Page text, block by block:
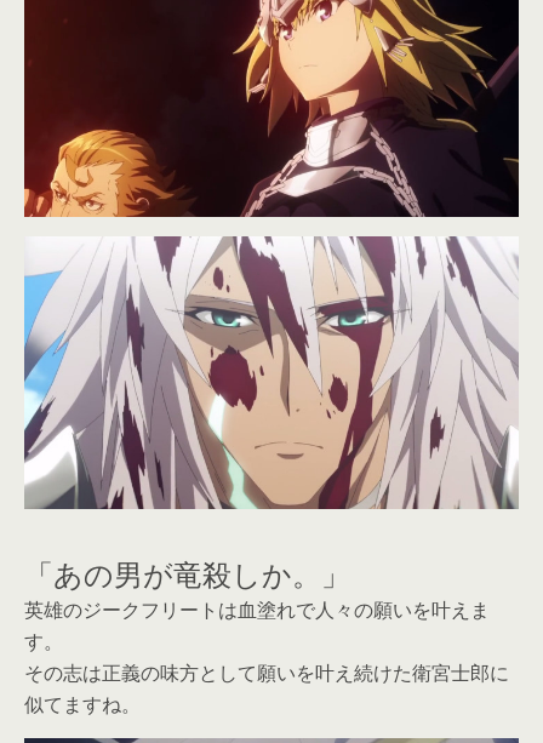
「あの男が竜殺しか。」
英雄のジークフリートは血塗れで人々の願いを叶えま
す。
その志は正義の味方として願いを叶え続けた衛宮士郎に
似てますね。